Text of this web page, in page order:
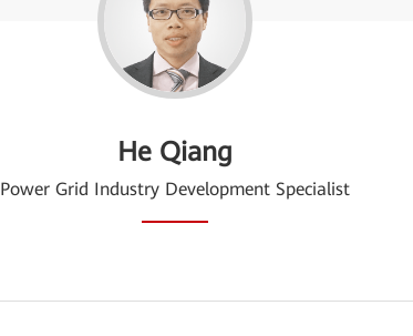
He Qiang
Power Grid Industry Development Specialist